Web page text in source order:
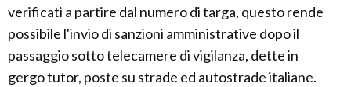
verificati a partire dal numero di targa, questo rende
possibile l'invio di sanzioni amministrative dopo il
passaggio sotto telecamere di vigilanza, dette in
gergo tutor, poste su strade ed autostrade italiane.